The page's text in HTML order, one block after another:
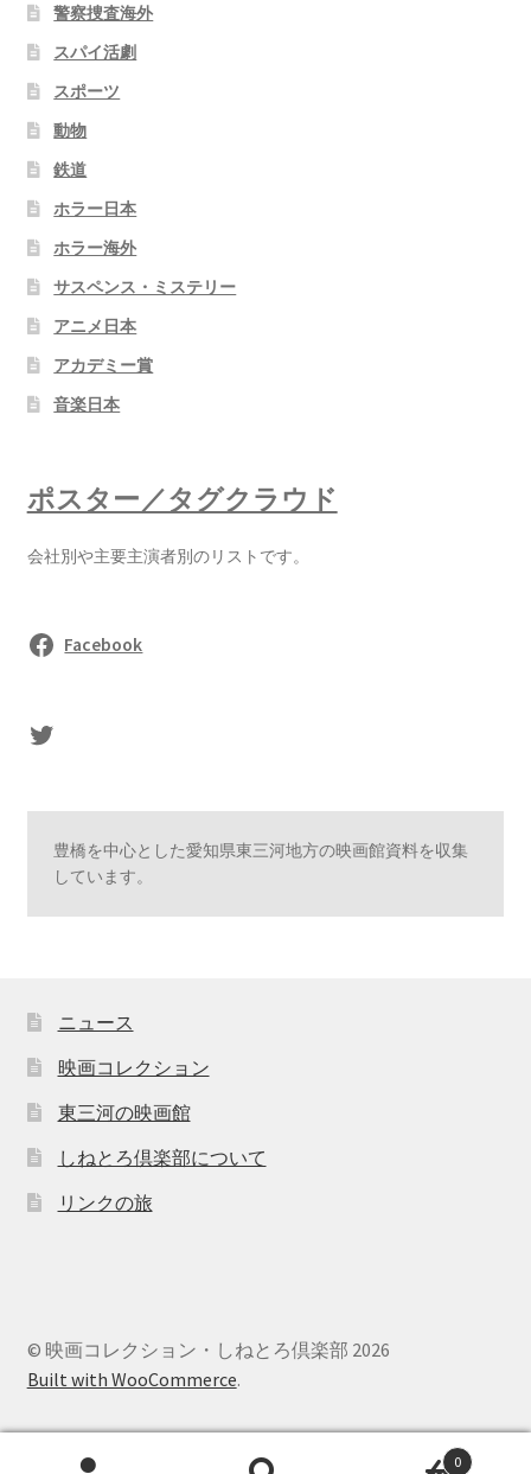
警察捜査海外
スパイ活劇
スポーツ
動物
鉄道
ホラー日本
ホラー海外
サスペンス・ミステリー
アニメ日本
アカデミー賞
音楽日本
ポスター／タグクラウド
会社別や主要主演者別のリストです。
Facebook
sasaki's Twitter
豊橋を中心とした愛知県東三河地方の映画館資料を収集
しています。
ニュース
映画コレクション
東三河の映画館
しねとろ倶楽部について
リンクの旅
© 映画コレクション・しねとろ倶楽部 2026
Built with WooCommerce.
0